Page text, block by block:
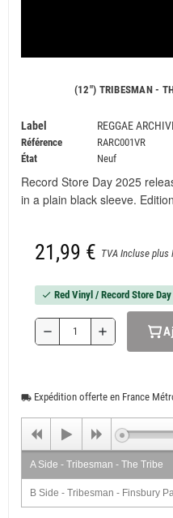
(12") TRIBESMAN -
Label REGGAE
Référence
RARC001VR
État
Neuf
Record Store Day 2025
in a plain black sleeve.
21,99 € TVA Incluse plus
check Red Vinyl / Record Store
remove add
local_shipping Expédition offerte en France
A Side - Tribesman - The Tribe
B Side - Tribesman - Finsbury